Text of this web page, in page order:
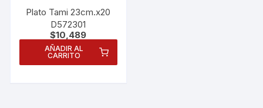
Plato Tami 23cm.x20
D572301
$10,489
AÑADIR AL
CARRITO